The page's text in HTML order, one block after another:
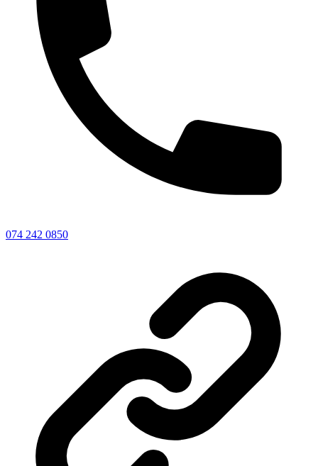
074 242 0850